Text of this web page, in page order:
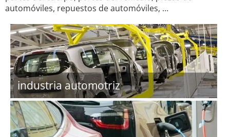
automóviles, repuestos de automóviles, …
industria automotriz